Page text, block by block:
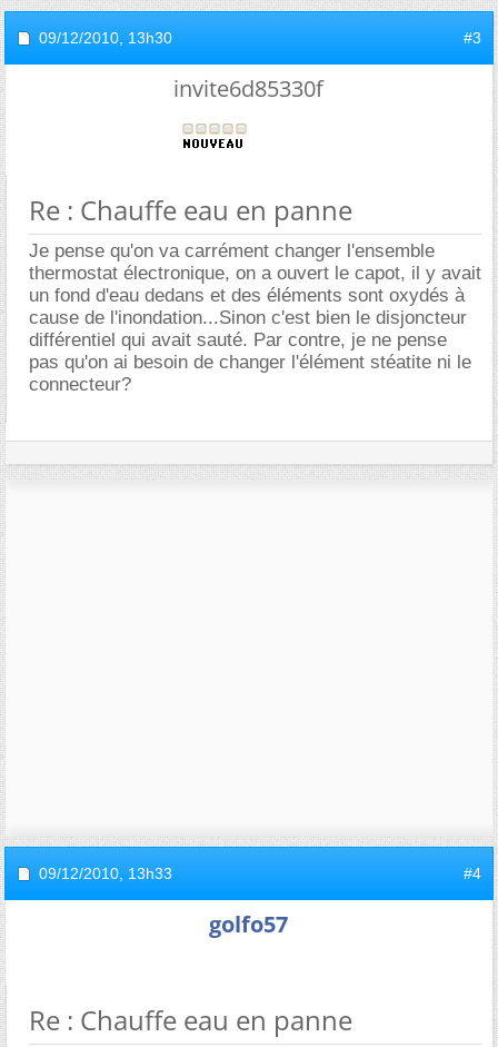
09/12/2010, 13h30 #3
invite6d85330f
Re : Chauffe eau en panne
Je pense qu'on va carrément changer l'ensemble
thermostat électronique, on a ouvert le capot, il y avait
un fond d'eau dedans et des éléments sont oxydés à
cause de l'inondation...Sinon c'est bien le disjoncteur
différentiel qui avait sauté. Par contre, je ne pense
pas qu'on ai besoin de changer l'élément stéatite ni le
connecteur?
09/12/2010, 13h33 #4
golfo57
Re : Chauffe eau en panne